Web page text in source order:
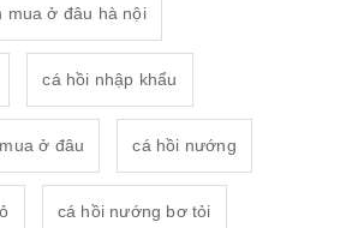
mua ở đâu hà nội
cá hồi nhập khẩu
ở đâu cá hồi nướng
cá hồi nướng bơ tỏi